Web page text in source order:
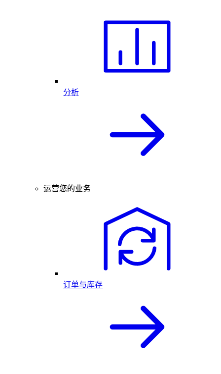
分析
运营您的业务
订单与库存